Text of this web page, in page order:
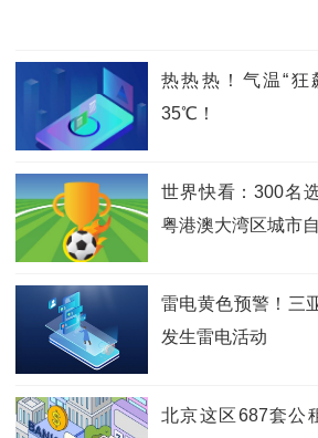
热热热！气温“狂
35℃！
世界快看：300名
粤港澳大湾区城市
雷电黄色预警！三
发生雷电活动
北京这区687套公